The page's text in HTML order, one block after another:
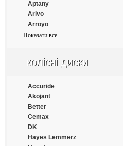
Goodtyre
GoodYear
Green Dragon
GreenTrac
GT Radial
Habilead
Haida
Hankook
Haohua
HappyRoad
Hengtar
Aptany
Arivo
Arroyo
Atlander
Austone
Bars
Barum
BFGoodrich
Blacklion
Bridgestone
Cachland
Показати все
колісні диски
Accuride
Akojant
Better
Cemax
DK
Hayes Lemmerz